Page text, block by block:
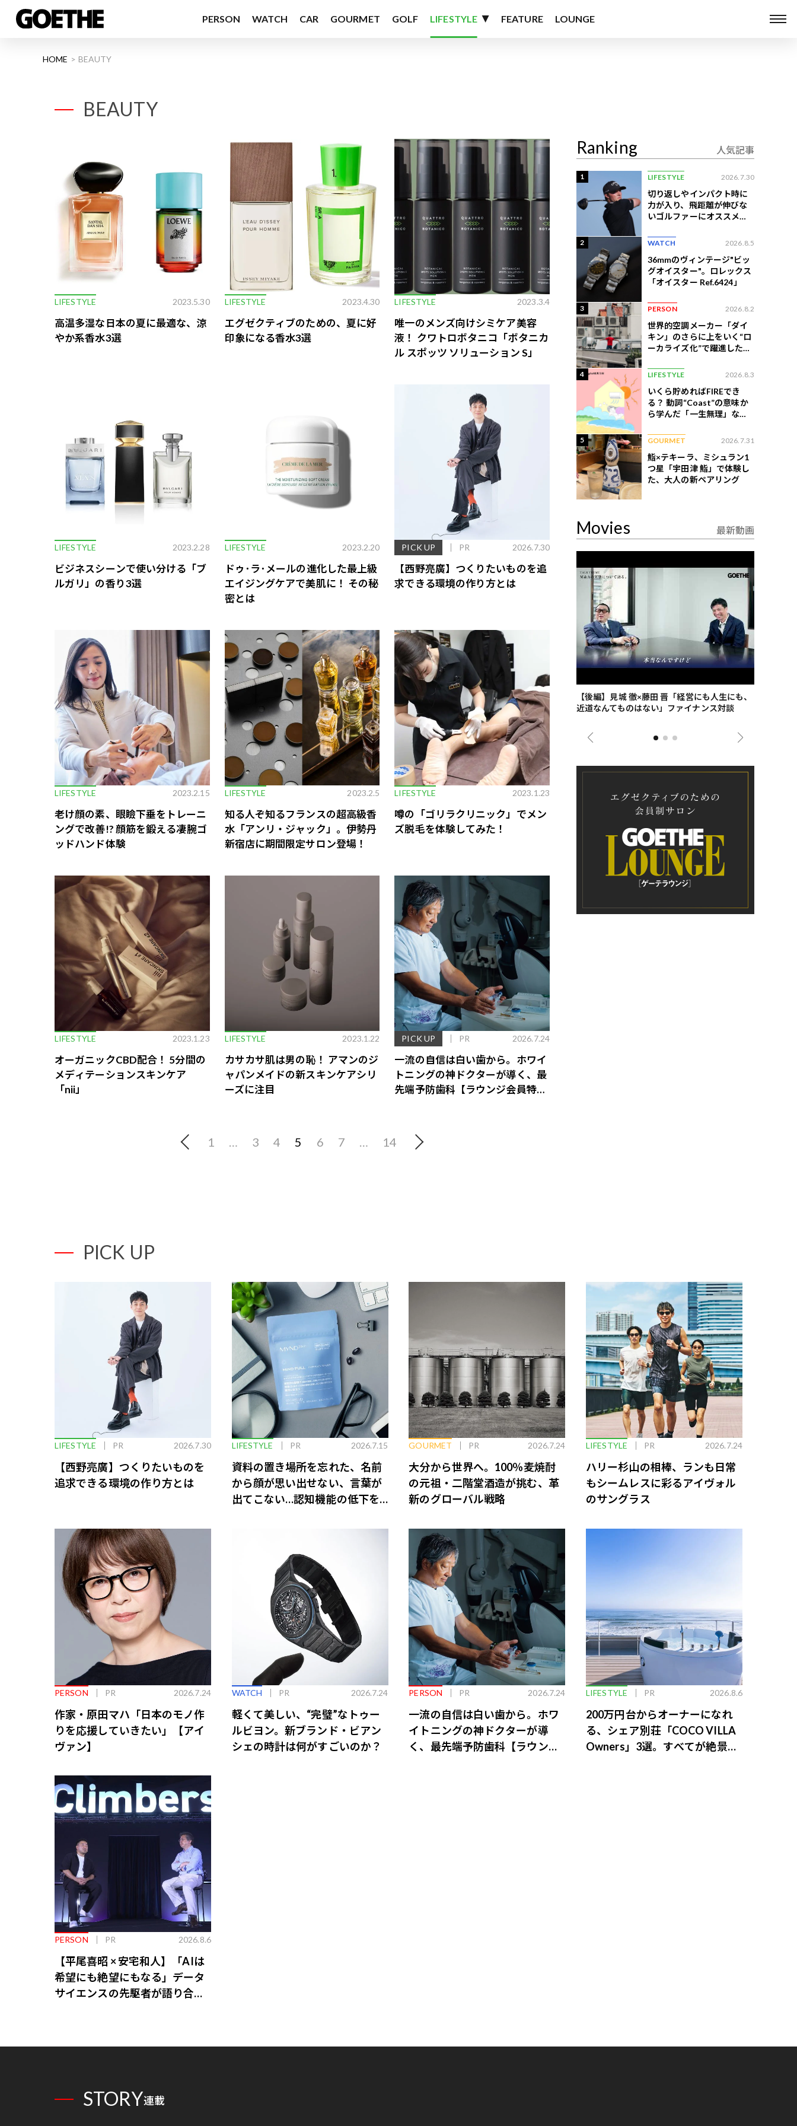
PERSON WATCH CAR GOURMET GOLF LIFESTYLE FEATURE LOUNGE
HOME BEAUTY
BEAUTY
LIFESTYLE 2023.5.30
高温多湿な日本の夏に最適な、涼
やか系香水3選
LIFESTYLE 2023.4.30
エグゼクティブのための、夏に好
印象になる香水3選
LIFESTYLE 2023.3.4
唯一のメンズ向けシミケア美容
液！ クワトロボタニコ「ボタニカ
ル スポッツ ソリューション S」
LIFESTYLE 2023.2.28
ビジネスシーンで使い分ける「ブ
ルガリ」の香り3選
LIFESTYLE 2023.2.20
ドゥ･ラ･メールの進化した最上級
エイジングケアで美肌に！ その秘
密とは
PICK UP PR 2026.7.30
【西野亮廣】つくりたいものを追
求できる環境の作り方とは
LIFESTYLE 2023.2.15
老け顔の素、眼瞼下垂をトレーニ
ングで改善!? 顔筋を鍛える凄腕ゴ
ッドハンド体験
LIFESTYLE 2023.2.5
知る人ぞ知るフランスの超高級香
水「アンリ・ジャック」。伊勢丹
新宿店に期間限定サロン登場！
LIFESTYLE 2023.1.23
噂の「ゴリラクリニック」でメン
ズ脱毛を体験してみた！
LIFESTYLE 2023.1.23
オーガニックCBD配合！ 5分間の
メディテーションスキンケア
「nii」
LIFESTYLE 2023.1.22
カサカサ肌は男の恥！ アマンのジ
ャパンメイドの新スキンケアシリ
ーズに注目
PICK UP PR 2026.7.24
一流の自信は白い歯から。ホワイ
トニングの神ドクターが導く、最
先端予防歯科【ラウンジ会員特典
1 3 4 5 6 7 14
Ranking 人気記事
1 LIFESTYLE 2026.7.30
切り返しやインパクト時に
力が入り、飛距離が伸びな
いゴルファーにオススメの
2 WATCH 2026.8.5
36mmのヴィンテージ"ビッ
グオイスター"。ロレックス
「オイスター Ref.6424」
3 PERSON 2026.8.2
世界的空調メーカー「ダイ
キン」のさらに上をいく“ロ
ーカライズ化”で躍進したイ
4 LIFESTYLE 2026.8.3
いくら貯めればFIREでき
る？ 動詞“Coast”の意味か
ら学んだ「一生無理」な切
5 GOURMET 2026.7.31
鮨×テキーラ、ミシュラン1
つ星「宇田津 鮨」で体験し
た、大人の新ペアリング
Movies 最新動画
歌舞伎俳優・尾上右近が休息を過ごした、海最
前列ホテル「UMITO 熱海 別邸」
【後編】見城 徹×藤田 晋「経営にも人生にも、
近道なんてものはない」ファイナンス対談
PICK UP
LIFESTYLE PR 2026.7.30
【西野亮廣】つくりたいものを
追求できる環境の作り方とは
LIFESTYLE PR 2026.7.15
資料の置き場所を忘れた、名前
から顔が思い出せない、言葉が
出てこない…認知機能の低下を
GOURMET PR 2026.7.24
大分から世界へ。100％麦焼酎
の元祖・二階堂酒造が挑む、革
新のグローバル戦略
LIFESTYLE PR 2026.7.24
ハリー杉山の相棒、ランも日常
もシームレスに彩るアイヴォル
のサングラス
PERSON PR 2026.7.24
作家・原田マハ「日本のモノ作
りを応援していきたい」【アイ
ヴァン】
WATCH PR 2026.7.24
軽くて美しい、“完璧”なトゥー
ルビヨン。新ブランド・ビアン
シェの時計は何がすごいのか？
PERSON PR 2026.7.24
一流の自信は白い歯から。ホワ
イトニングの神ドクターが導
く、最先端予防歯科【ラウンジ
LIFESTYLE PR 2026.8.6
200万円台からオーナーになれ
る、シェア別荘「COCO VILLA
Owners」3選。すべてが絶景、
PERSON PR 2026.8.6
【平尾喜昭 × 安宅和人】「AIは
希望にも絶望にもなる」データ
サイエンスの先駆者が語り合う
STORY連載